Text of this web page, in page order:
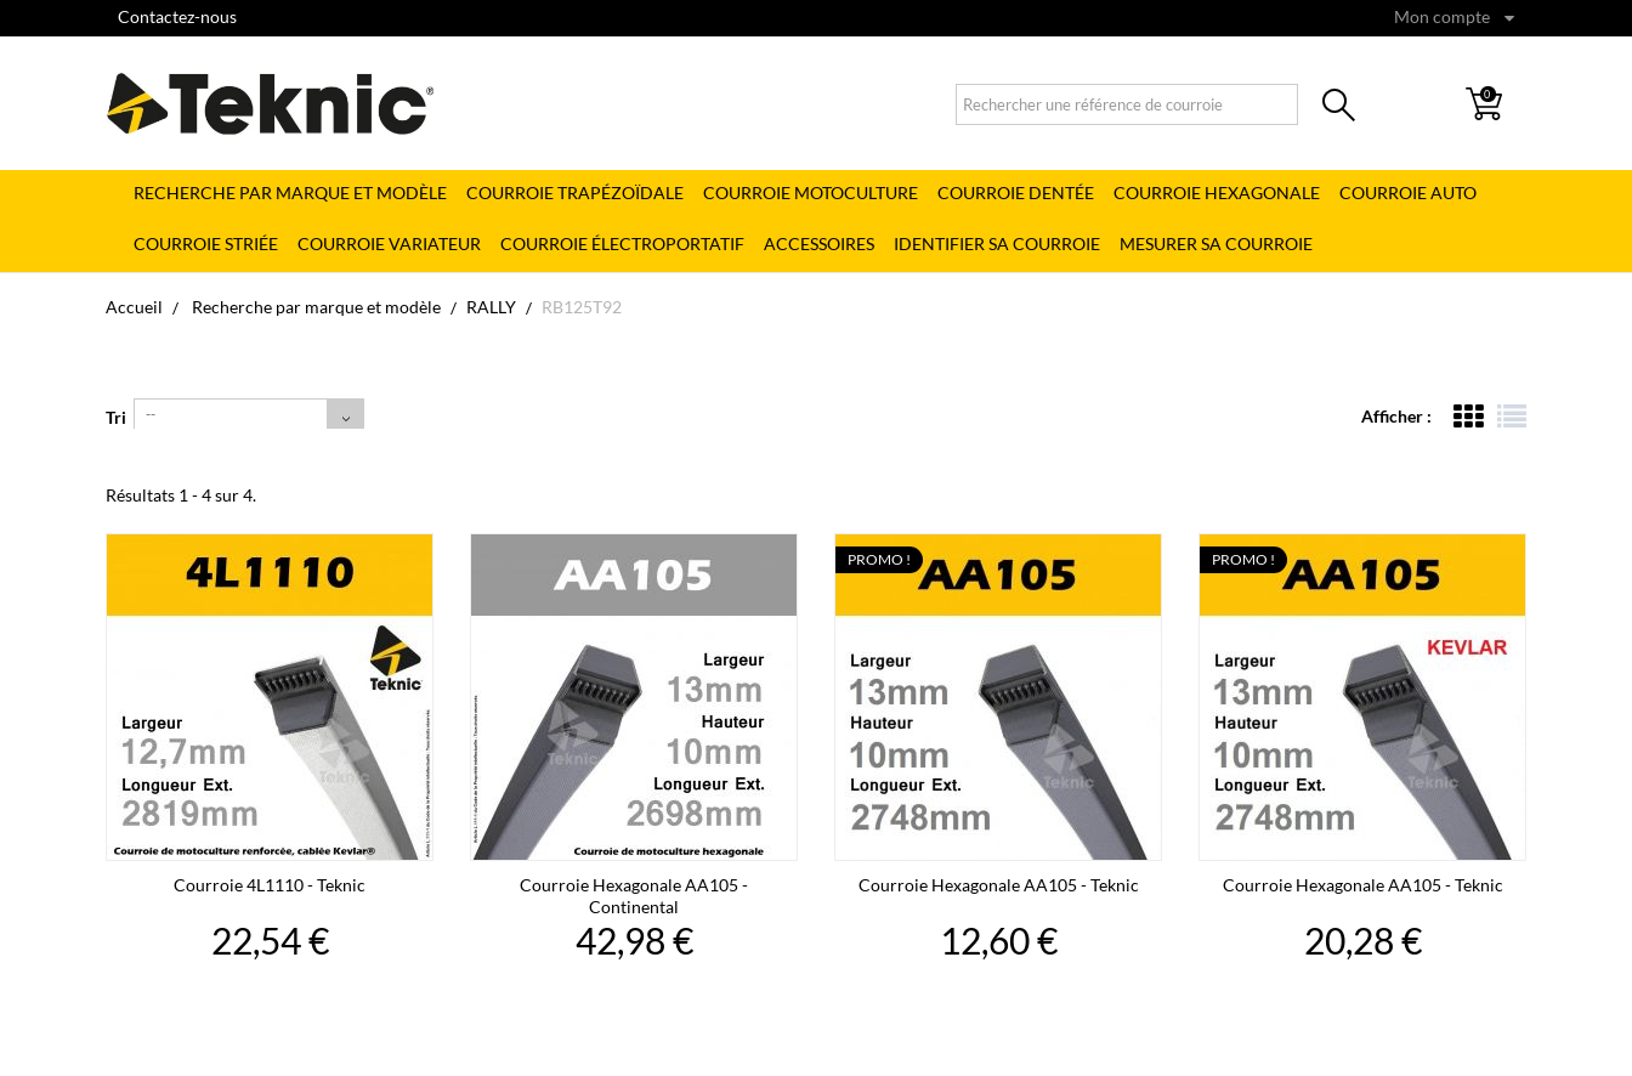
Mon compte
Contactez-nous
0
RECHERCHE PAR MARQUE ET MODÈLE COURROIE TRAPÉZOÏDALE COURROIE MOTOCULTURE COURROIE DENTÉE COURROIE HEXAGONALE COURROIE AUTO
COURROIE STRIÉE COURROIE VARIATEUR COURROIE ÉLECTROPORTATIF ACCESSOIRES IDENTIFIER SA COURROIE MESURER SA COURROIE
Accueil Recherche par marque et modèle RALLY RB125T92
Afficher :
Tri --
Résultats 1 - 4 sur 4.
Courroie 4L1110 - Teknic
22,54 €
Courroie Hexagonale AA105 -
Continental
42,98 €
PROMO !
Courroie Hexagonale AA105 - Teknic
12,60 €
PROMO !
Courroie Hexagonale AA105 - Teknic
20,28 €